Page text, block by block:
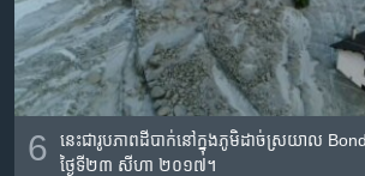
6
នេះ​ជា​រូបភាព​ដី​បាក់​នៅ​ក្នុង​ភូមិ​ដាច់ស្រយាល
ថ្ងៃទី​២៣ សីហា ២០១៧។